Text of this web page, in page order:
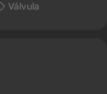
Válvula